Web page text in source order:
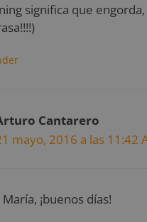
significa que
Cantarero
mayo, 2016 a las 11:42
¡buenos días!